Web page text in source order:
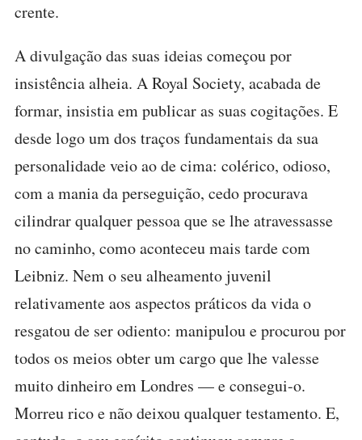
crente.
A divulgação das suas ideias começou por
insistência alheia. A Royal Society, acabada de
formar, insistia em publicar as suas cogitações. E
desde logo um dos traços fundamentais da sua
personalidade veio ao de cima: colérico, odioso,
com a mania da perseguição, cedo procurava
cilindrar qualquer pessoa que se lhe atravessasse
no caminho, como aconteceu mais tarde com
Leibniz. Nem o seu alheamento juvenil
relativamente aos aspectos práticos da vida o
resgatou de ser odiento: manipulou e procurou por
todos os meios obter um cargo que lhe valesse
muito dinheiro em Londres — e consegui-o.
Morreu rico e não deixou qualquer testamento. E,